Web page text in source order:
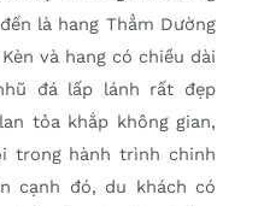
là hang Thẳm Dường
và hang có chiều dài
đá lấp lánh rất đẹp
tỏa khắp không gian,
trong hành trình chinh
cạnh đó, du khách có